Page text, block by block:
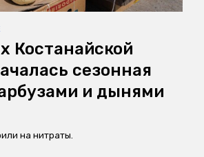
Костанайской
сезонная
и дынями
на нитраты.